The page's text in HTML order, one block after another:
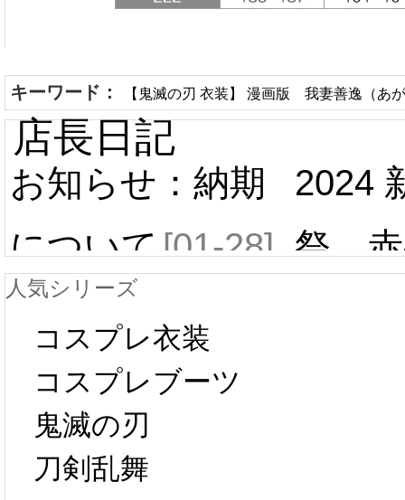
キーワード： 【鬼滅の刃 衣装】 漫画版 我妻善逸（
店長日記
お知らせ：納期
について[01-28]
中国旧正月の影
響で2024年2月5
日から工場生産
2024
祭 赤
人気シリーズ
コスプレ衣装
コスプレブーツ
鬼滅の刃
刀剣乱舞